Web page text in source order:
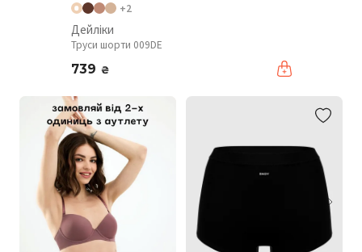
+2
Дейліки
Труси шорти 009DE
739 ₴